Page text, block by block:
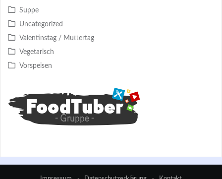
Suppe
Uncategorized
Valentinstag / Muttertag
Vegetarisch
Vorspeisen